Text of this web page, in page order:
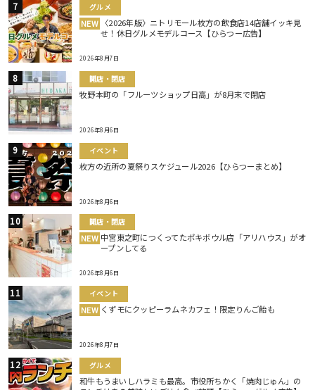
グルメ
NEW 〈2026年版〉ニトリモール枚方の飲食店14店舗イッキ見
せ！休日グルメモデルコース【ひらつー広告】
2026年8月7日
開店・閉店
牧野本町の「フルーツショップ日高」が8月末で閉店
2026年8月6日
イベント
枚方の近所の夏祭りスケジュール2026【ひらつーまとめ】
2026年8月6日
開店・閉店
NEW 中宮東之町につくってたポキボウル店「アリハウス」がオ
ープンしてる
2026年8月6日
イベント
NEW くずモにクッピーラムネカフェ！限定りんご飴も
2026年8月7日
グルメ
和牛もうまいしハラミも最高。市役所ちかく「焼肉じゅん」の